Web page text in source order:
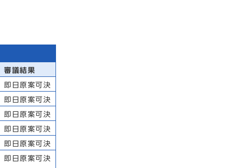
審議結果
即日原案可決
即日原案可決
即日原案可決
即日原案可決
即日原案可決
即日原案可決